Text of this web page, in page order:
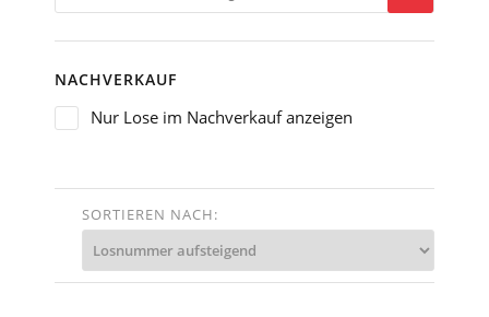
NACHVERKAUF
Nur Lose im Nachverkauf anzeigen
SORTIEREN NACH: